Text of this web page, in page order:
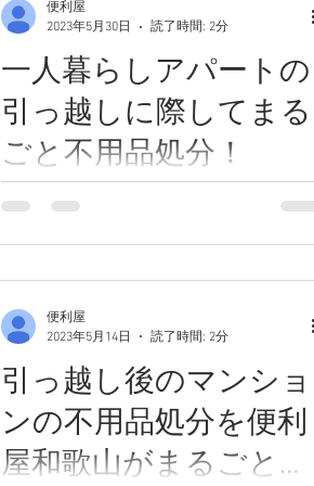
一人暮らしアパートの
引っ越しに際してまる
ごと不用品処分！
こんにちは、便利屋和歌山です。今日は
し、行った不用品処分についてのエピソ
ードをお伝えします。
便利屋
2023年5月30日
読了時間: 2分
引っ越し後のマンショ
ンの不用品処分を便利
屋和歌山がまるごと片
便利屋
2023年5月14日
読了時間: 2分